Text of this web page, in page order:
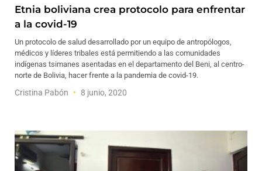
Etnia boliviana crea protocolo para enfrentar
a la covid-19
Un protocolo de salud desarrollado por un equipo de antropólogos,
médicos y líderes tribales está permitiendo a las comunidades
indígenas tsimanes asentadas en el departamento del Beni, al centro-
norte de Bolivia, hacer frente a la pandemia de covid-19.
Cristina Pabón 8 junio, 2020